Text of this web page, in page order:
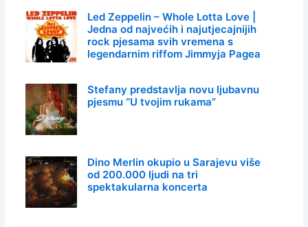
Led Zeppelin – Whole Lotta Love |
Jedna od najvećih i najutjecajnijih
rock pjesama svih vremena s
legendarnim riffom Jimmyja Pagea
Stefany predstavlja novu ljubavnu
pjesmu “U tvojim rukama”
Dino Merlin okupio u Sarajevu više
od 200.000 ljudi na tri
spektakularna koncerta